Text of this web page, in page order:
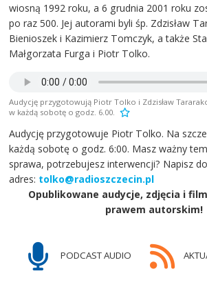
wiosną 1992 roku, a 6 grudnia 2001 roku
po raz 500. Jej autorami byli śp. Zdzisław
Bienioszek i Kazimierz Tomczyk, a także
Małgorzata Furga i Piotr Tolko.
Audycję przygotowują Piotr Tolko i Zdzisław
w każdą sobotę o godz. 6.00.
Audycję przygotowuje Piotr Tolko. Na
każdą sobotę o godz. 6:00. Masz ważny
sprawa, potrzebujesz interwencji? Napisz
adres: tolko@radioszczecin.pl
Opublikowane audycje, zdjęcia i
prawem autorskim!
PODCAST AUDIO